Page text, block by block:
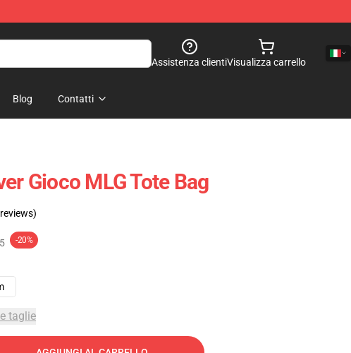
Assistenza clientiVisualizza carrello
Blog Contatti
Gioco MLG Tote Bag
-20%
taglie